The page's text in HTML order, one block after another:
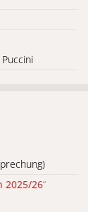
2025/26“